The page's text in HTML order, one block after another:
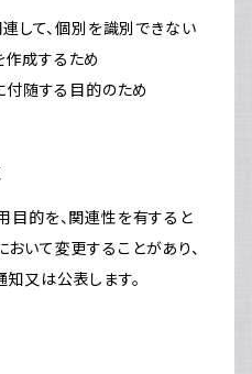
連して、個別を識別できない
成するため
付随する目的のため
目的を、関連性を有すると
いて変更することがあり、
又は公表します。